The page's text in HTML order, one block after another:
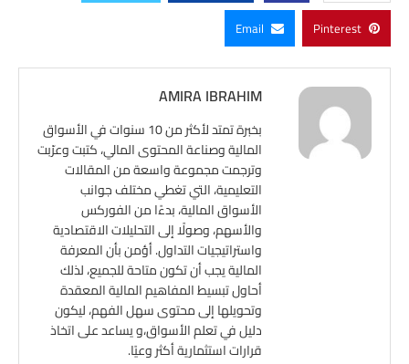
Pinterest
Email
AMIRA IBRAHIM
بخبرة تمتد لأكثر من 10 سنوات في الأسواق
المالية وصناعة المحتوى المالي، كتبت وعرّبت
وترجمت مجموعة واسعة من المقالات
التعليمية، التي تغطي مختلف جوانب
الأسواق المالية، بدءًا من الفوركس
والأسهم، وصولًا إلى التحليلات الاقتصادية
واستراتيجيات التداول. أؤمن بأن المعرفة
المالية يجب أن تكون متاحة للجميع، لذلك
أحاول تبسيط المفاهيم المالية المعقدة
وتحويلها إلى محتوى سهل الفهم، ليكون
دليل في تعلم الأسواق،و يساعد على اتخاذ
قرارات استثمارية أكثر وعيًا.